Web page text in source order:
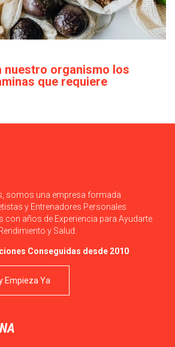
nuestro organismo los
que requiere
somos una empresa formada
y Entrenadores Personales
con años de Experiencia para Ayudarte
y Salud.
Conseguidas desde 2010
Empieza Ya